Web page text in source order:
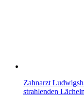
Zahnarzt
strahlenden Lächeln